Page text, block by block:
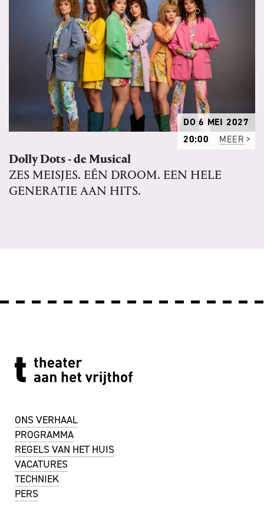
DO 6 MEI 2027
20:00
MEER
Dolly Dots - de Musical
ZES MEISJES. EÉN DROOM. EEN HELE
GENERATIE AAN HITS.
ONS VERHAAL
PROGRAMMA
REGELS VAN HET HUIS
VACATURES
TECHNIEK
PERS